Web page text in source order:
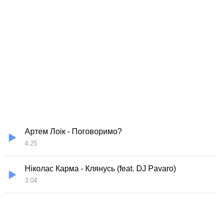
Артем Лоік - Поговоримо?
4:25
Ніколас Карма - Клянусь (feat. DJ Pavaro)
3:04